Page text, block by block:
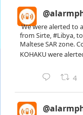
We were alerted to
from Sirte,#Libya,
Maltese SAR zone.
KOHAKU were
4